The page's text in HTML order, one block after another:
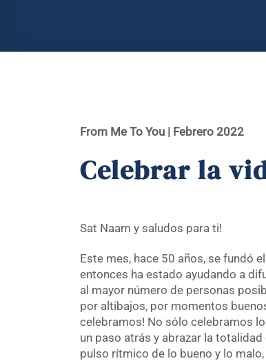
From Me To You | Febrero 2022
Celebrar la
Sat Naam y saludos para ti!
Este mes, hace 50 años, se fundó
entonces ha estado ayudando a
al mayor número de personas
por altibajos, por momentos
celebramos! No sólo celebramos
un paso atrás y abrazar la
pulso rítmico de lo bueno y lo